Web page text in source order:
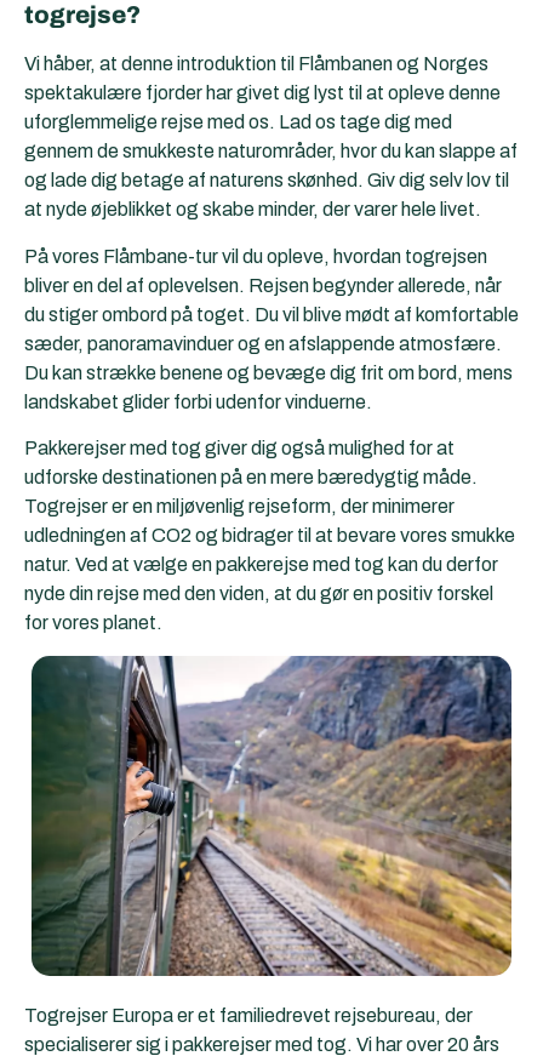
togrejse?
Vi håber, at denne introduktion til Flåmbanen og Norges
spektakulære fjorder har givet dig lyst til at opleve denne
uforglemmelige rejse med os. Lad os tage dig med
gennem de smukkeste naturområder, hvor du kan slappe af
og lade dig betage af naturens skønhed. Giv dig selv lov til
at nyde øjeblikket og skabe minder, der varer hele livet.
På vores Flåmbane-tur vil du opleve, hvordan togrejsen
bliver en del af oplevelsen. Rejsen begynder allerede, når
du stiger ombord på toget. Du vil blive mødt af komfortable
sæder, panoramavinduer og en afslappende atmosfære.
Du kan strække benene og bevæge dig frit om bord, mens
landskabet glider forbi udenfor vinduerne.
Pakkerejser med tog giver dig også mulighed for at
udforske destinationen på en mere bæredygtig måde.
Togrejser er en miljøvenlig rejseform, der minimerer
udledningen af CO2 og bidrager til at bevare vores smukke
natur. Ved at vælge en pakkerejse med tog kan du derfor
nyde din rejse med den viden, at du gør en positiv forskel
for vores planet.
Togrejser Europa er et familiedrevet rejsebureau, der
specialiserer sig i pakkerejser med tog. Vi har over 20 års